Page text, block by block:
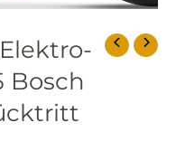
Bosch